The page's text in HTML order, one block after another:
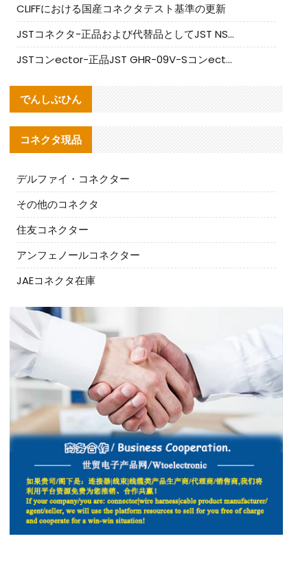
CLIFFにおける国産コネクタテスト基準の更新
JSTコネクタ-正品および代替品としてJST NSHR-02V-Sコネクタを提供します
JSTコンector-正品JST GHR-09V-Sコンector|代替品提供
でんしぶひん
コネクタ現品
デルファイ・コネクター
その他のコネクタ
住友コネクター
アンフェノールコネクター
JAEコネクタ在庫